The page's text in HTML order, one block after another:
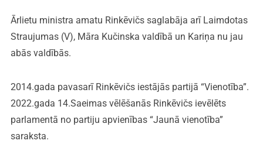
Ārlietu ministra amatu Rinkēvičs saglabāja arī Laimdotas
Straujumas (V), Māra Kučinska valdībā un Kariņa nu jau
abās valdībās.
2014.gada pavasarī Rinkēvičs iestājās partijā “Vienotība”.
2022.gada 14.Saeimas vēlēšanās Rinkēvičs ievēlēts
parlamentā no partiju apvienības “Jaunā vienotība”
saraksta.